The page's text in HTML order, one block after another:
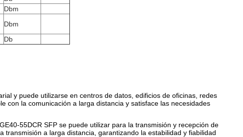
Dbm
Dbm
Db
y puede utilizarse en centros de datos, edificios de oficinas, redes
con la comunicación a larga distancia y satisface las necesidades
55DCR SFP se puede utilizar para la transmisión y recepción de
a larga distancia, garantizando la estabilidad y fiabilidad